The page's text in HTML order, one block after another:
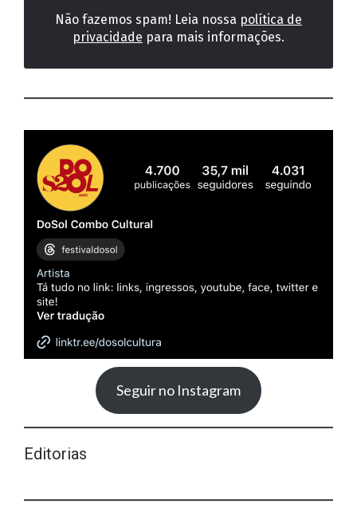
Não fazemos spam! Leia nossa política de
privacidade para mais informações.
Seguir no Instagram
Editorias